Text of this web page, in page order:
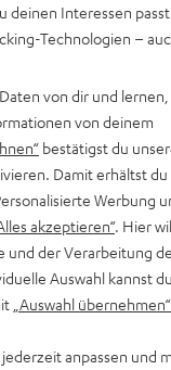
Kein Problem,
am Telefon.
deinen Interessen
Technologien –
von dir und lernen,
von deinem
bestätigst du
Damit erhältst du
Werbung
akzeptieren“. Hier
und der Verarbeitung
Auswahl kannst
„Auswahl übernehmen“
anpassen und